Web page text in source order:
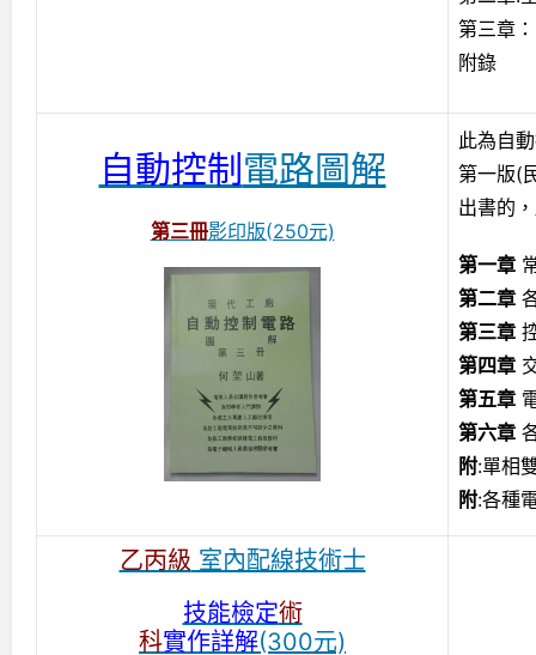
第三章
附錄
自動控制 電路圖解
第三冊影印版(250元)
此為自
第一版(
出書的
第一章
第二章
第三章
第四章
第五章
第六章
附:單相
附:各種
乙丙級 室內配線技術士
技能檢定術
科實作詳解(300元)